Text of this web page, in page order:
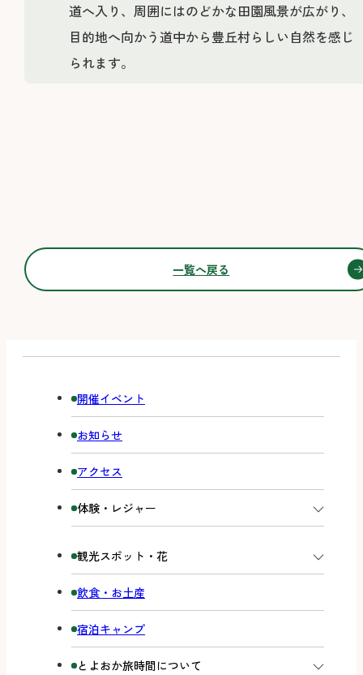
道へ入り、周囲にはのどかな田園風景が広がり、
目的地へ向かう道中から豊丘村らしい自然を感じ
られます。
一覧へ戻る
開催イベント
お知らせ
アクセス
体験・レジャー
観光スポット・花
飲食・お土産
宿泊キャンプ
とよおか旅時間について